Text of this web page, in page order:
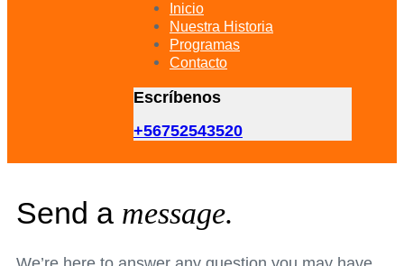
Inicio
Nuestra Historia
Programas
Contacto
Escríbenos
+56752543520
Send a message.